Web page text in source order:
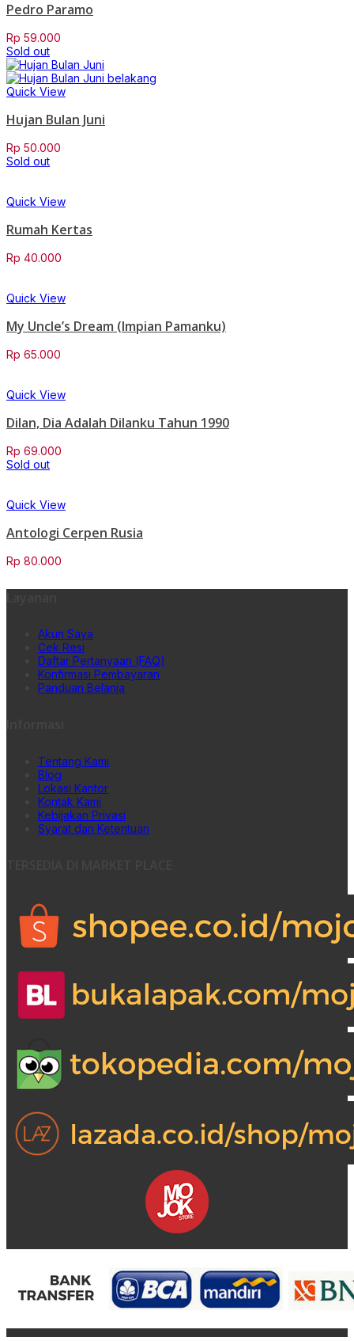
Pedro Paramo
Rp 59.000
Sold out
Quick View
Hujan Bulan Juni
Rp 50.000
Sold out
Quick View
Rumah Kertas
Rp 40.000
Quick View
My Uncle’s Dream (Impian Pamanku)
Rp 65.000
Quick View
Dilan, Dia Adalah Dilanku Tahun 1990
Rp 69.000
Sold out
Quick View
Antologi Cerpen Rusia
Rp 80.000
Akun Saya
Cek Resi
Daftar Pertanyaan (FAQ)
Konfirmasi Pembayaran
Panduan Belanja
Tentang Kami
Blog
Lokasi Kantor
Kontak Kami
Kebijakan Privasi
Syarat dan Ketentuan